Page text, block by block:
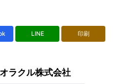
LINE 印刷
ラクル株式会社